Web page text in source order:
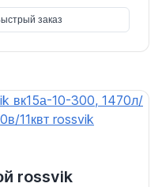
заказ
rossvik